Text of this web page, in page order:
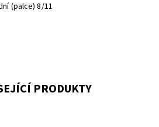
(palce) 8/11
PRODUKTY